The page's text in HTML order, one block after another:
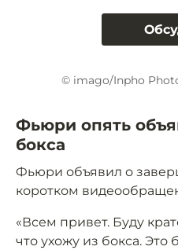
© imago/Inpho
Фьюри опять
бокса
Фьюри объявил о
коротком
«Всем привет. Буду
что ухожу из бокса.